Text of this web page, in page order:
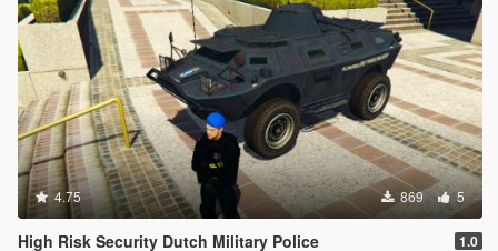
4.75 869 5
High Risk Security Dutch Military Police 1.0